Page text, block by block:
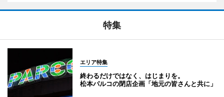
特集
エリア特集
終わるだけではなく、はじまりを。
松本パルコの閉店企画「地元の皆さんと共に」